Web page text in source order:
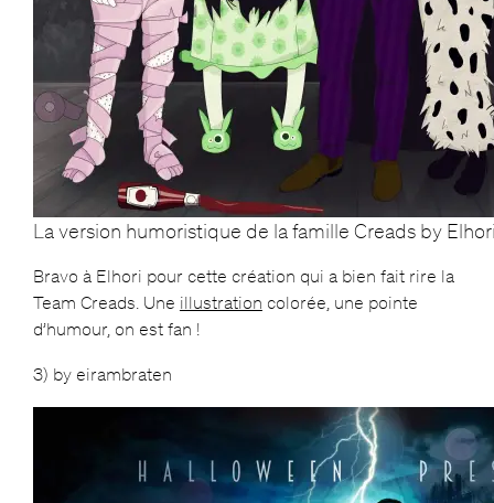
La version humoristique de la famille Creads by
Bravo à Elhori pour cette création qui a bien fait rire la
Team Creads. Une illustration colorée, une pointe
d’humour, on est fan !
3) by eirambraten